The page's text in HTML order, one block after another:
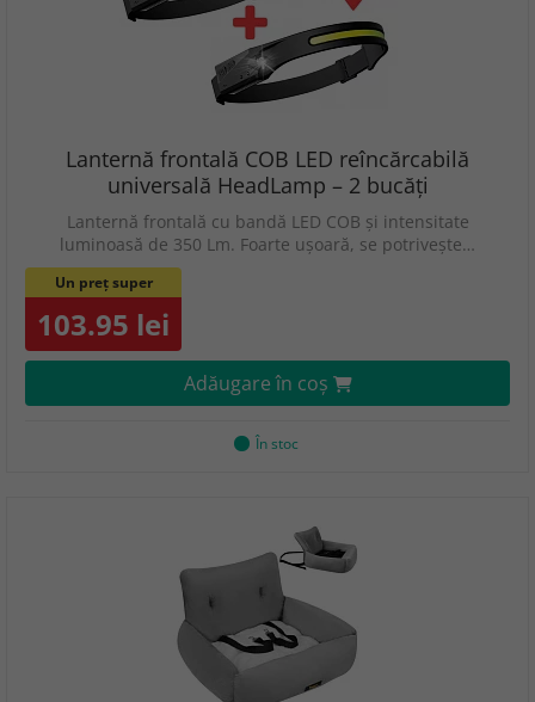
Lanternă frontală COB LED reîncărcabilă
universală HeadLamp – 2 bucăți
Lanternă frontală cu bandă LED COB și intensitate
luminoasă de 350 Lm. Foarte ușoară, se potrivește…
Un preț super
103.95 lei
Adăugare în coş
În stoc